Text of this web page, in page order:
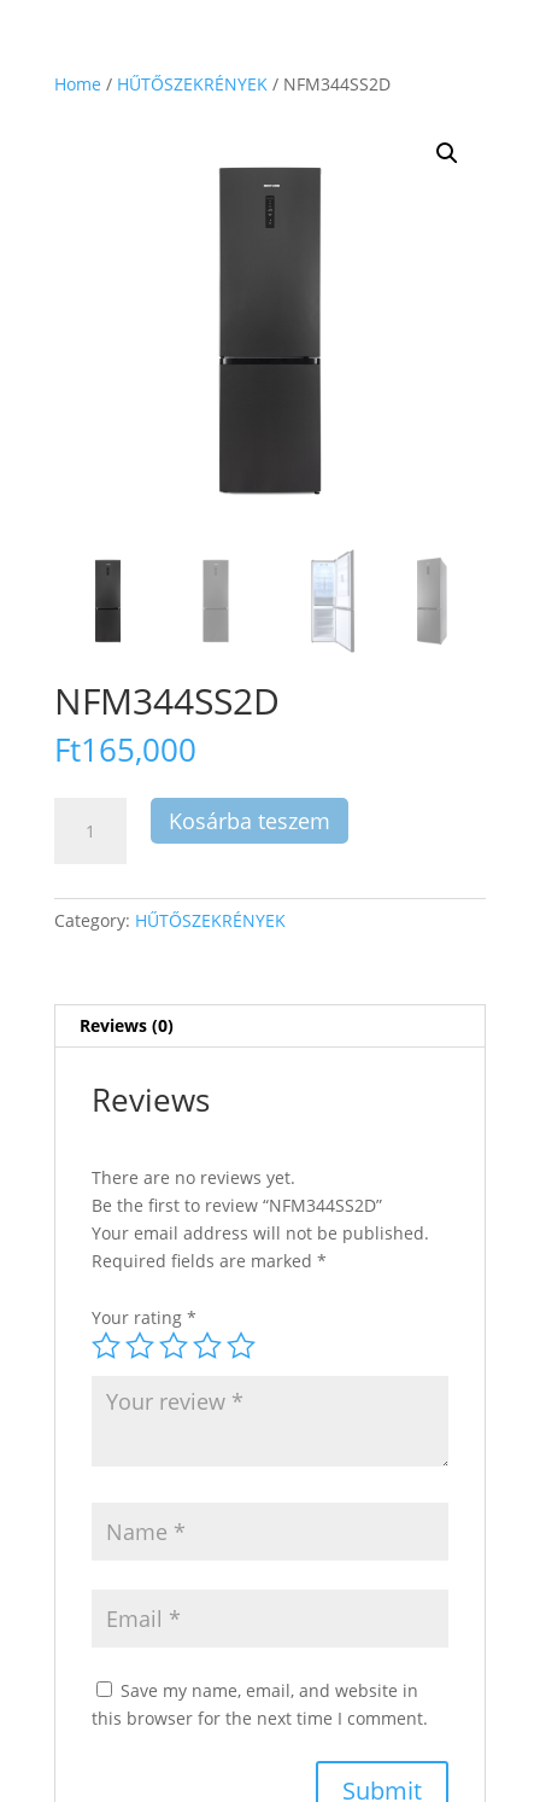
Home / HŰTŐSZEKRÉNYEK/ NFM344SS2D
NFM344SS2D
Ft165,000
NFM344SS2D
quantity
Kosárba teszem
Category: HŰTŐSZEKRÉNYEK
Reviews (0)
Reviews
There are no reviews yet.
Be the first to review “NFM344SS2D”
Your email address will not be published.
Required fields are marked *
Your rating *
Save my name, email, and website in
this browser for the next time I comment.